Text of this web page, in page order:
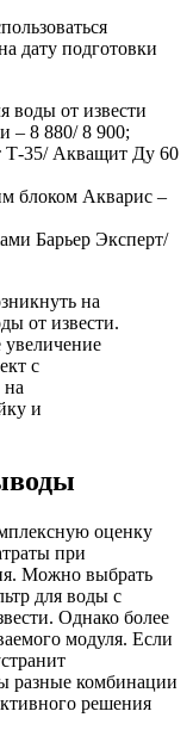
дату подготовки
воды от извести
– 8 880/ 8 900;
Т-35/ Акващит Ду 60
блоком Акварис –
Барьер Эксперт/
на
от извести.
с
на
и
оценку
при
Можно выбрать
для воды с
Однако более
модуля. Если
разные комбинации
решения